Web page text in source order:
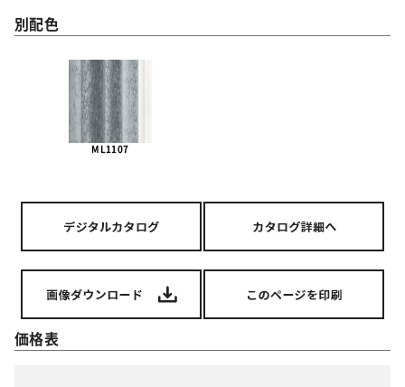
別配色
ML1107
価格表